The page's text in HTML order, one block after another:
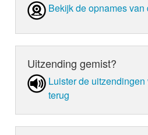
Bekijk de opnames
Uitzending gemist?
Luister de
terug